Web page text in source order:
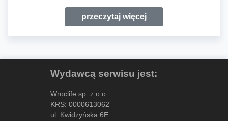
przeczytaj więcej
Wydawcą serwisu jest:
Wroclife sp. z o.o.
KRS: 0000613062
ul. Kwidzyńska 6E